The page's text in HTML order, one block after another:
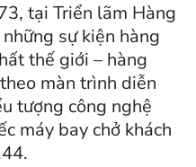
tại Triển lãm Hàng
sự kiện hàng
thế giới – hàng
màn trình diễn
tượng công nghệ
máy bay chở khách